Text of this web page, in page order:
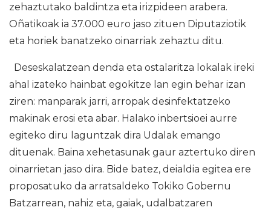
zehaztutako baldintza eta irizpideen arabera.
Oñatikoak ia 37.000 euro jaso zituen Diputaziotik
eta horiek banatzeko oinarriak zehaztu ditu.
Deseskalatzean denda eta ostalaritza lokalak ireki
ahal izateko hainbat egokitze lan egin behar izan
ziren: manparak jarri, arropak desinfektatzeko
makinak erosi eta abar. Halako inbertsioei aurre
egiteko diru laguntzak dira Udalak emango
dituenak. Baina xehetasunak gaur aztertuko diren
oinarrietan jaso dira. Bide batez, deialdia egitea ere
proposatuko da arratsaldeko Tokiko Gobernu
Batzarrean, nahiz eta, gaiak, udalbatzaren